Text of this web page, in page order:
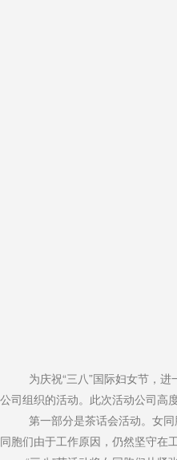
为庆祝“三八”国际妇女节，进一
公司组织的活动。此次活动公司高
第一部分是茶话会活动。女同胞
同胞们由于工作原因，仍然坚守在